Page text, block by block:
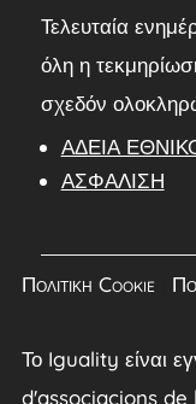
Τελευταία
όλη η
σχεδόν
ΆΔΕΙΑ
ΑΣΦΆΛΙΣΗ
Πολιτική Cookie
Το Iguality είναι
d'associacions